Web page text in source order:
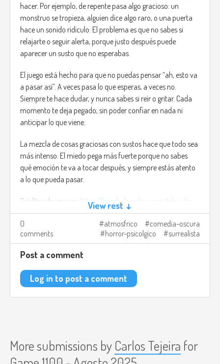
hacer. Por ejemplo, de repente pasa algo gracioso: un
monstruo se tropieza, alguien dice algo raro, o una puerta
hace un sonido ridículo. El problema es que no sabes si
relajarte o seguir alerta, porque justo después puede
aparecer un susto que no esperabas.
El juego está hecho para que no puedas pensar “ah, esto va
a pasar así”. A veces pasa lo que esperas, a veces no.
Siempre te hace dudar, y nunca sabes si reír o gritar. Cada
momento te deja pegado, sin poder confiar en nada ni
anticipar lo que viene.
La mezcla de cosas graciosas con sustos hace que todo sea
más intenso. El miedo pega más fuerte porque no sabes
qué emoción te va a tocar después, y siempre estás atento
a lo que pueda pasar.
Créditos de imagen: https://combobombgames.itch.io/my-
buddy
View rest ↓
0
comments
atmosfrico
comedia-oscura
horror-psicolgico
surrealista
Post a comment
Log in to post a comment
More submissions by Carlos Tejeira for